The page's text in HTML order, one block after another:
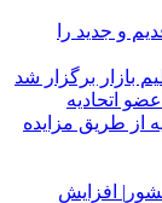
و جدید را
بازار برگزار شد
اتحادیه
از طریق مزایده
افزایش